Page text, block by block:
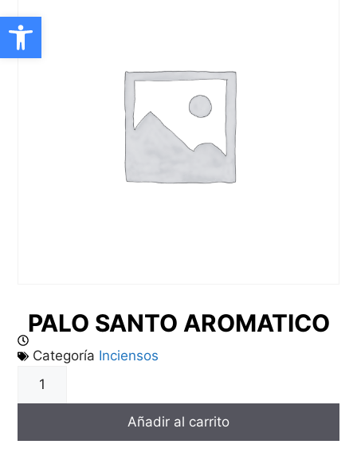
Abrir barra de herramientas
PALO SANTO AROMATICO
Categoría Inciensos
Añadir al carrito